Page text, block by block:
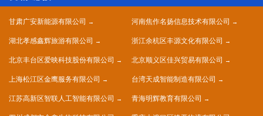
甘肃广安新能源有限公司 河南焦作名扬信息技术有限公司
湖北孝感鑫辉旅游有限公司 浙江余杭区丰源文化有限公司
北京丰台区爱映科技股份有限公司 北京顺义区佳兴贸易有限公司
上海松江区金鹰服务有限公司 台湾天成智能制造有限公司
江苏高新区智联人工智能有限公司 青海明辉教育有限公司